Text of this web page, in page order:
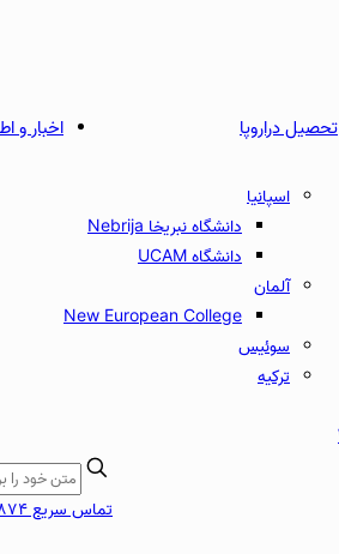
تحصیل دراروپا
اسپانیا
دانشگاه نبریخا Nebrija
دانشگاه UCAM
آلمان
New European College
سوئیس
ترکیه
اخبار و
تماس سریع whatsApp +96892122874